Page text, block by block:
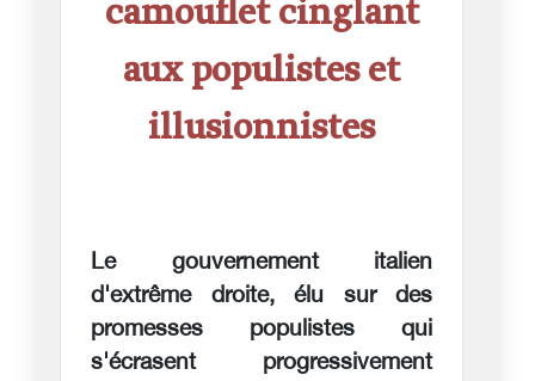
camouflet cinglant
aux populistes et
illusionnistes
Le gouvernement italien
d'extrême droite, élu sur des
promesses populistes qui
s'écrasent progressivement